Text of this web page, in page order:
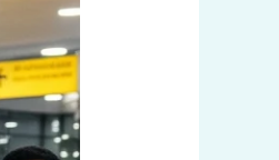
الفنطاس
السريع
60036648
|
تاكسي